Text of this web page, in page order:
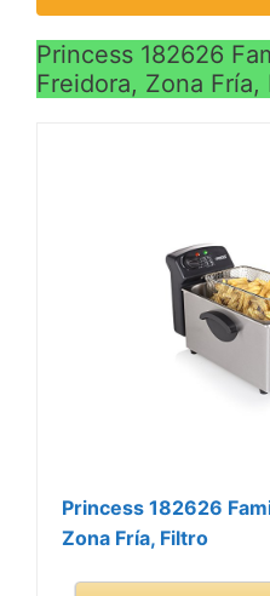
Princess 182626
Freidora, Zona Fría,
Princess 182626
Zona Fría, Filtro